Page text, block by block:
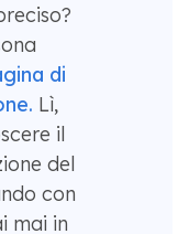
di
Lì,
il
del
con
mai in